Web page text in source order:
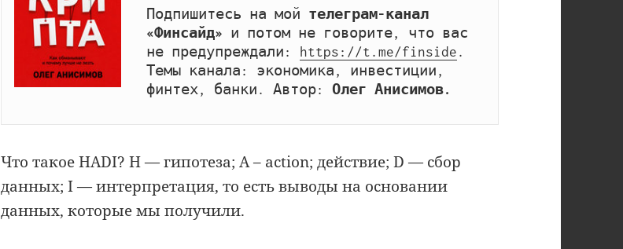
Подпишитесь на мой телеграм-канал
«Финсайд» и потом не говорите, что вас
не предупреждали:
https://t.me/finside .
Темы канала: экономика, инвестиции,
финтех, банки. Автор: Олег Анисимов.
Что такое HADI? H — гипотеза; A – action; действие; D — сбор
данных; I — интерпретация, то есть выводы на основании
данных, которые мы получили.